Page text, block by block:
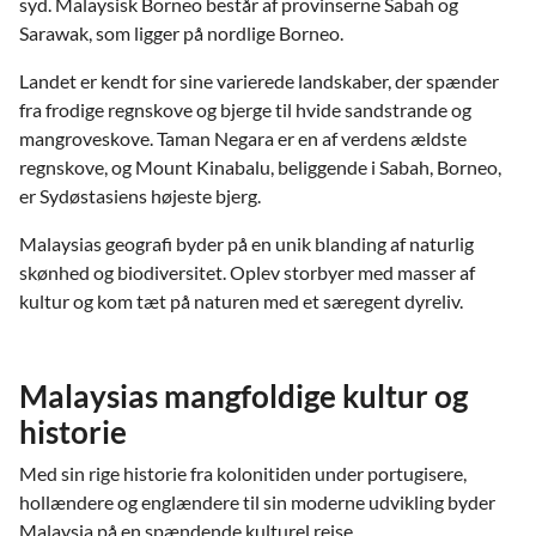
Sarawak, som ligger på nordlige Borneo.
Landet er kendt for sine varierede landskaber, der spænder
fra frodige regnskove og bjerge til hvide sandstrande og
mangroveskove. Taman Negara er en af verdens ældste
regnskove, og Mount Kinabalu, beliggende i Sabah, Borneo,
er Sydøstasiens højeste bjerg.
Malaysias geografi byder på en unik blanding af naturlig
skønhed og biodiversitet. Oplev storbyer med masser af
kultur og kom tæt på naturen med et særegent dyreliv.
Malaysias mangfoldige kultur og
historie
Med sin rige historie fra kolonitiden under portugisere,
hollændere og englændere til sin moderne udvikling byder
Malaysia på en spændende kulturel rejse.